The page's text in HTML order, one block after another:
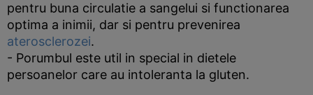
pentru buna circulatie a sangelui si functionarea
optima a inimii, dar si pentru prevenirea
aterosclerozei.
- Porumbul este util in special in dietele
persoanelor care au intoleranta la gluten.